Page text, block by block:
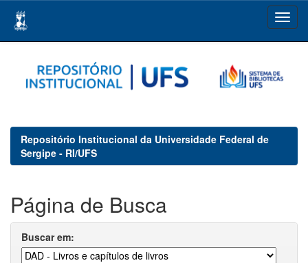
navigation
Repositório Institucional da Universidade Federal de
Sergipe - RI/UFS
Página de Busca
Buscar em: